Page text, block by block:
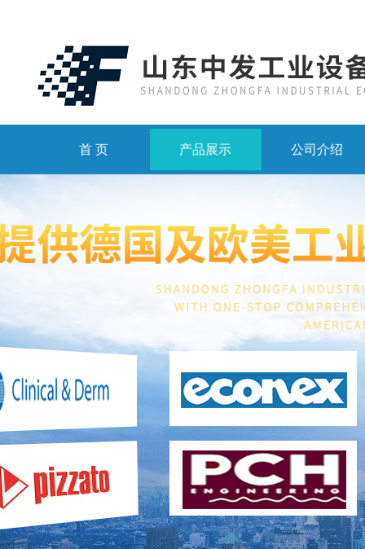
首 页 产品展示 公司介绍